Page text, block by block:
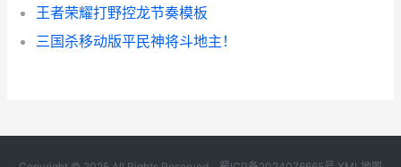
王者荣耀打野控龙节奏模板
三国杀移动版平民神将斗地主！